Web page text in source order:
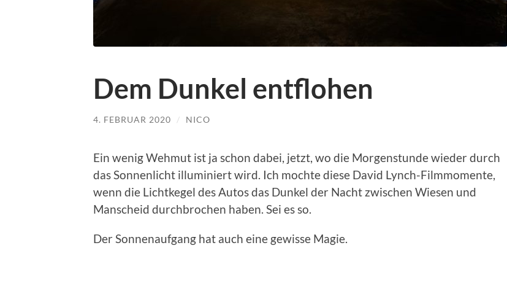
Dem Dunkel entflohen
4. FEBRUAR 2020 / NICO
Ein wenig Wehmut ist ja schon dabei, jetzt, wo die Morgenstunde wieder durch
das Sonnenlicht illuminiert wird. Ich mochte diese David Lynch-Filmmomente,
wenn die Lichtkegel des Autos das Dunkel der Nacht zwischen Wiesen und
Manscheid durchbrochen haben. Sei es so.
Der Sonnenaufgang hat auch eine gewisse Magie.